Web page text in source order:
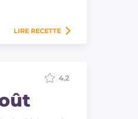
LIRE RECETTE
4.2